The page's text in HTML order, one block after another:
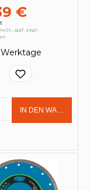
€
ggf. zzgl.
Werktage
Anzahl:
IN DEN